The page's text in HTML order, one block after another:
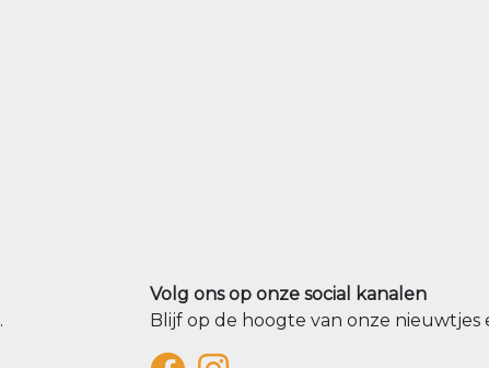
Volg ons op onze social kanalen
Blijf op de hoogte van onze nieuwtjes